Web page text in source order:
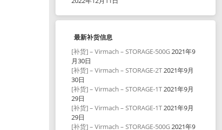
最新补货信息
[补货] – Virmach – STORAGE-500G2021年9
月30日
[补货] – Virmach – STORAGE-2T2021年9月
30日
[补货] – Virmach – STORAGE-1T2021年9月
29日
[补货] – Virmach – STORAGE-1T2021年9月
29日
[补货] – Virmach – STORAGE-500G2021年9